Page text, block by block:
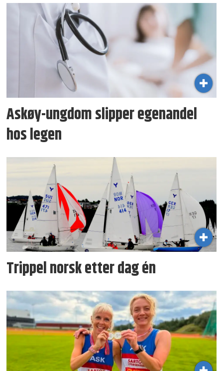
Askøy-ungdom slipper egenandel
hos legen
Trippel norsk etter dag én